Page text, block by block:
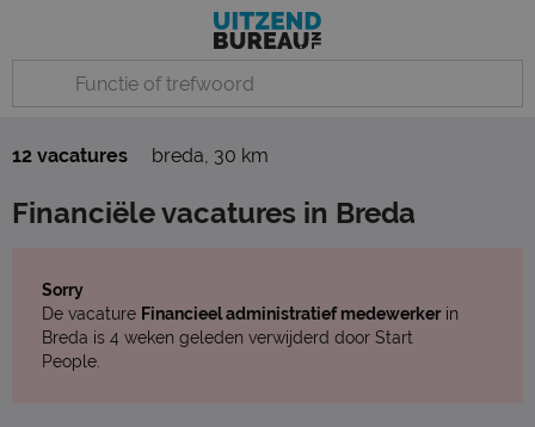
12 vacatures breda, 30 km
Financiële vacatures in Breda
Sorry
De vacature Financieel administratief medewerkerin
Breda is 4 weken geleden verwijderd door Start
People.